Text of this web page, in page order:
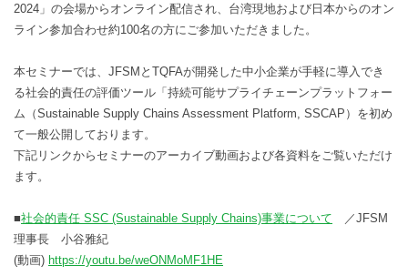
2024」の会場からオンライン配信され、台湾現地および日本からのオン
ライン参加合わせ約100名の方にご参加いただきました。
本セミナーでは、JFSMとTQFAが開発した中小企業が手軽に導入でき
る社会的責任の評価ツール「持続可能サプライチェーンプラットフォー
ム（Sustainable Supply Chains Assessment Platform, SSCAP）を初め
て一般公開しております。
下記リンクからセミナーのアーカイブ動画および各資料をご覧いただけ
ます。
■社会的責任 SSC (Sustainable Supply Chains)事業について ／JFSM
理事長 小谷雅紀
(動画) https://youtu.be/weONMoMF1HE